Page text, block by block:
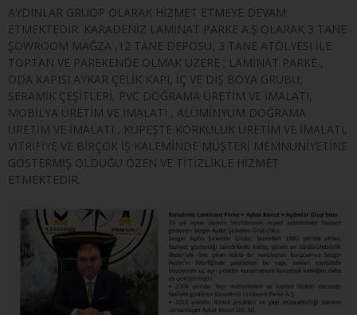
AYDINLAR GRUOP OLARAK HİZMET ETMEYE DEVAM
ETMEKTEDİR. KARADENİZ LAMİNAT PARKE A.Ş OLARAK 3 TANE
ŞOWROOM MAĞZA ,12 TANE DEPOSU, 3 TANE ATÖLYESİ İLE
TOPTAN VE PAREKENDE OLMAK ÜZERE ; LAMİNAT PARKE ,
ODA KAPISI AYKAR ÇELİK KAPI, İÇ VE DIŞ BOYA GRUBU,
SERAMİK ÇEŞİTLERİ, PVC DOĞRAMA ÜRETİM VE İMALATI,
MOBİLYA ÜRETİM VE İMALATI , ALÜMİNYUM DOĞRAMA
ÜRETİM VE İMALATI , KÜPEŞTE KORKULUK ÜRETİM VE İMALATI,
VİTRİFİYE VE BİRÇOK İŞ KALEMİNDE MÜŞTERİ MEMNUNİYETİNE
GÖSTERMİŞ OLDUĞU ÖZEN VE TİTİZLİKLE HİZMET
ETMEKTEDİR.